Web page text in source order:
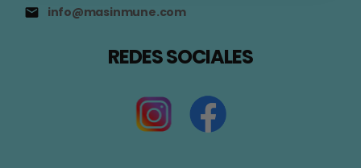
info@masinmune.com
REDES SOCIALES